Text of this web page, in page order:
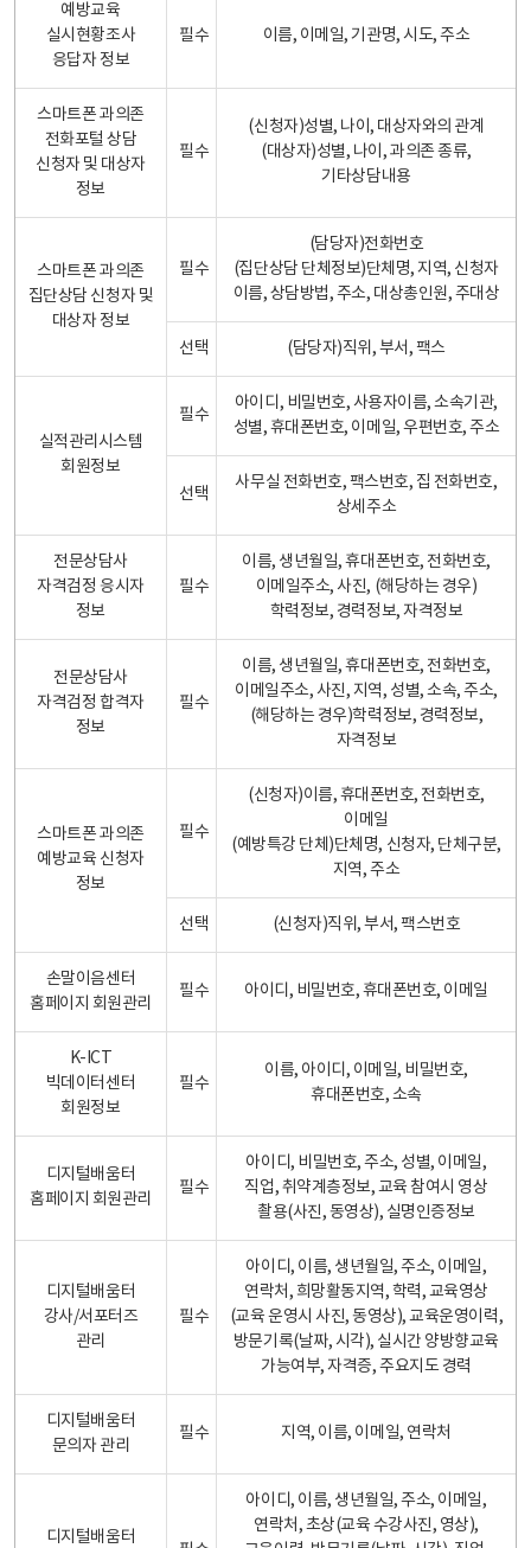
예방교육
실시현황조사
응답자 정보
필수 이름, 이메일, 기관명, 시도, 주소
스마트폰 과의존
전화포털 상담
신청자 및 대상자
정보
필수
(신청자)성별, 나이, 대상자와의 관계
(대상자)성별, 나이, 과의존 종류,
기타상담내용
스마트폰 과의존
집단상담 신청자 및
대상자 정보
필수
(담당자)전화번호
(집단상담 단체정보)단체명, 지역, 신청자
이름, 상담방법, 주소, 대상총인원, 주대상
선택 (담당자)직위, 부서, 팩스
실적관리시스템
회원정보
필수
아이디, 비밀번호, 사용자이름, 소속기관,
성별, 휴대폰번호, 이메일, 우편번호, 주소
선택
사무실 전화번호, 팩스번호, 집 전화번호,
상세주소
전문상담사
자격검정 응시자
정보
필수
이름, 생년월일, 휴대폰번호, 전화번호,
이메일주소, 사진, (해당하는 경우)
학력정보, 경력정보, 자격정보
전문상담사
자격검정 합격자
정보
필수
이름, 생년월일, 휴대폰번호, 전화번호,
이메일주소, 사진, 지역, 성별, 소속, 주소,
(해당하는 경우)학력정보, 경력정보,
자격정보
스마트폰 과의존
예방교육 신청자
정보
필수
(신청자)이름, 휴대폰번호, 전화번호,
이메일
(예방특강 단체)단체명, 신청자, 단체구분,
지역, 주소
선택 (신청자)직위, 부서, 팩스번호
손말이음센터
홈페이지 회원관리
필수 아이디, 비밀번호, 휴대폰번호, 이메일
K-ICT
빅데이터센터
회원정보
필수
이름, 아이디, 이메일, 비밀번호,
휴대폰번호, 소속
디지털배움터
홈페이지 회원관리
필수
아이디, 비밀번호, 주소, 성별, 이메일,
직업, 취약계층정보, 교육 참여시 영상
촬용(사진, 동영상), 실명인증정보
디지털배움터
강사/서포터즈
관리
필수
아이디, 이름, 생년월일, 주소, 이메일,
연락처, 희망활동지역, 학력, 교육영상
(교육 운영시 사진, 동영상), 교육운영이력,
방문기록(날짜, 시각), 실시간 양방향교육
가능여부, 자격증, 주요지도 경력
디지털배움터
문의자 관리
필수 지역, 이름, 이메일, 연락처
디지털배움터
아이디, 이름, 생년월일, 주소, 이메일,
연락처, 초상(교육 수강사진, 영상),